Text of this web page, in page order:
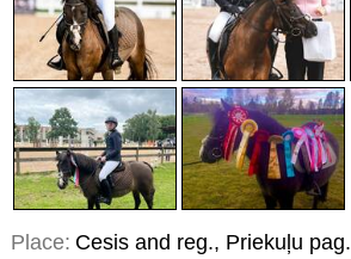
Place: Cesis and reg., Priekuļu pag.